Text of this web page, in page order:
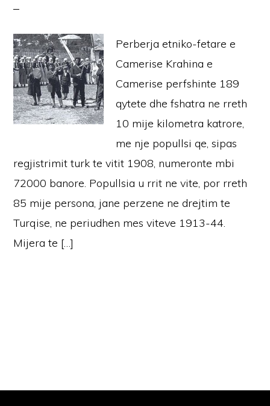
Perberja etniko-fetare e
Camerise Krahina e
Camerise perfshinte 189
qytete dhe fshatra ne rreth
10 mije kilometra katrore,
me nje popullsi qe, sipas
regjistrimit turk te vitit 1908, numeronte mbi
72000 banore. Popullsia u rrit ne vite, por rreth
85 mije persona, jane perzene ne drejtim te
Turqise, ne periudhen mes viteve 1913-44.
Mijera te […]